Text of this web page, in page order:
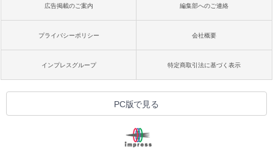
広告掲載のご案内 編集部へのご連絡
プライバシーポリシー 会社概要
インプレスグループ 特定商取引法に基づく表示
PC版で見る